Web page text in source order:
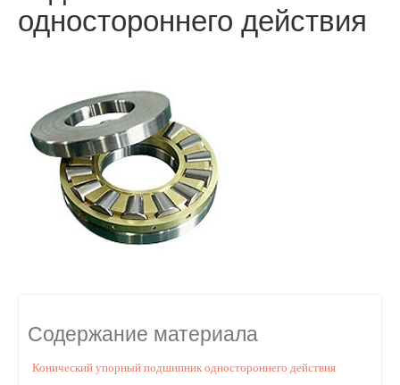
одностороннего действия
Содержание материала
Конический упорный подшипник одностороннего действия